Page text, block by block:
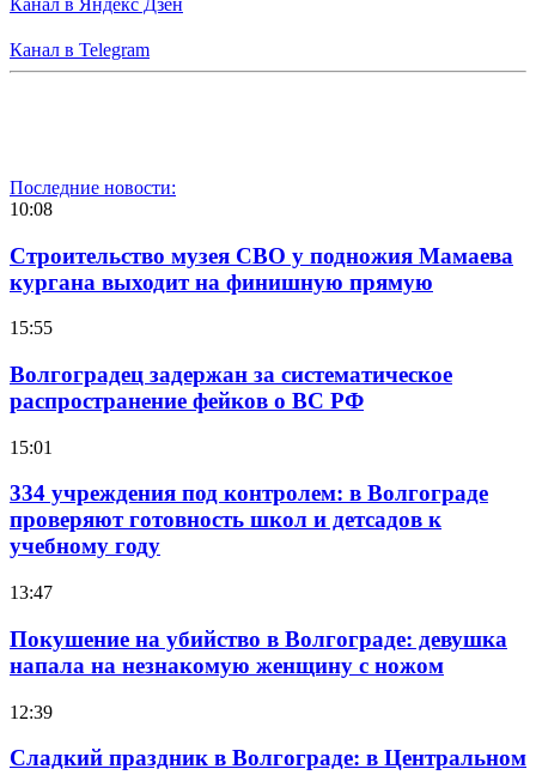
Канал в Telegram
Последние новости:
10:08
Строительство музея СВО у подножия Мамаева
кургана выходит на финишную прямую
15:55
Волгоградец задержан за систематическое
распространение фейков о ВС РФ
15:01
334 учреждения под контролем: в Волгограде
проверяют готовность школ и детсадов к
учебному году
13:47
Покушение на убийство в Волгограде: девушка
напала на незнакомую женщину с ножом
12:39
Сладкий праздник в Волгограде: в Центральном